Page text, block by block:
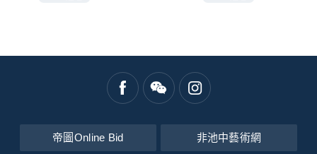
帝圖Online Bid 非池中藝術網